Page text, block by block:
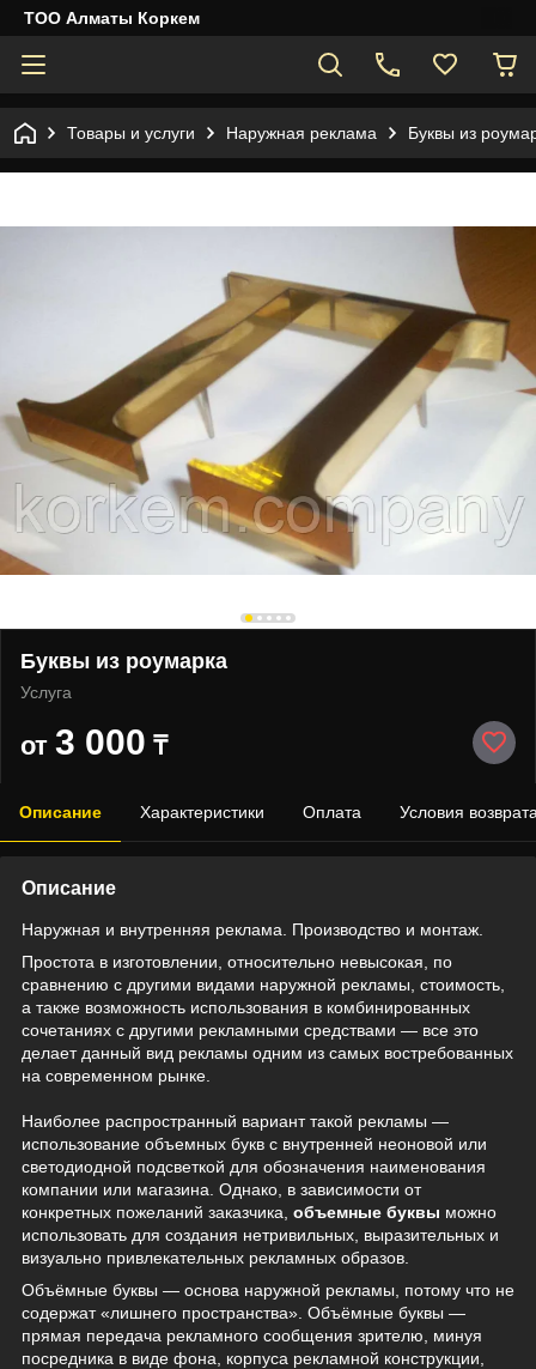
ТОО Алматы Коркем
Товары и услуги Наружная реклама Буквы из
Буквы из роумарка
Услуга
от 3 000 ₸
Описание Характеристики Оплата Условия
Описание
Наружная и внутренняя реклама. Производство и монтаж.
Простота в изготовлении, относительно невысокая, по
сравнению с другими видами наружной рекламы, стоимость,
а также возможность использования в комбинированных
сочетаниях с другими рекламными средствами ― все это
делает данный вид рекламы одним из самых востребованных
на современном рынке.
Наиболее распространный вариант такой рекламы ―
использование объемных букв с внутренней неоновой или
светодиодной подсветкой для обозначения наименования
компании или магазина. Однако, в зависимости от
конкретных пожеланий заказчика, объемные буквы можно
использовать для создания нетривильных, выразительных и
визуально привлекательных рекламных образов.
Объёмные буквы ― основа наружной рекламы, потому что не
содержат «лишнего пространства». Объёмные буквы ―
прямая передача рекламного сообщения зрителю, минуя
посредника в виде фона, корпуса рекламной конструкции,